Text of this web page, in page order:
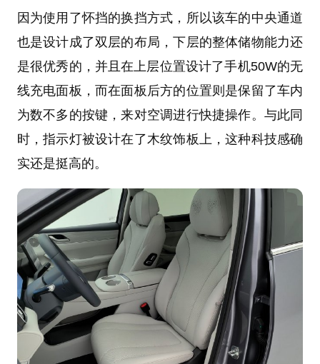
因为使用了怀挡的换挡方式，所以该车的中央通道
也是设计成了双层的布局，下层的整体储物能力还
是很优秀的，并且在上层位置设计了手机50W的无
线充电面板，而在面板后方的位置则是保留了车内
为数不多的按键，来对空调进行快捷操作。与此同
时，指示灯被设计在了木纹饰板上，这种科技感确
实还是挺高的。